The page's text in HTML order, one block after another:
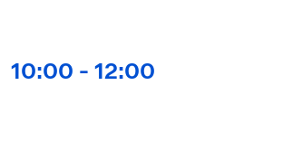
10:00 - 12:00